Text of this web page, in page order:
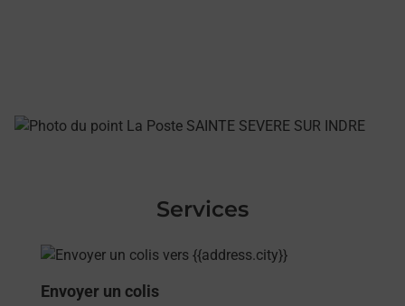
Services
En savoir plus
Envoyer un colis